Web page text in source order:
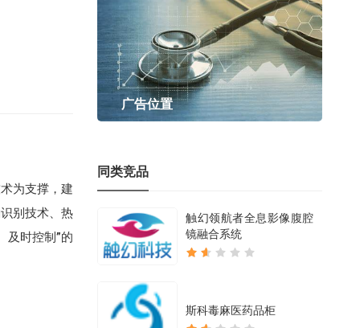
为支撑，建
别技术、热
及时控制”的
广告位置
同类竞品
触幻领航者全息影像腹腔
镜融合系统
斯科毒麻医药品柜